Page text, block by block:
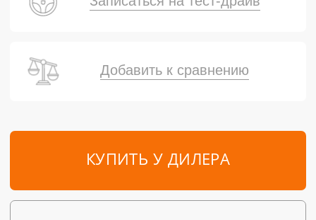
КУПИТЬ У ДИЛЕРА
Добавить к сравнению